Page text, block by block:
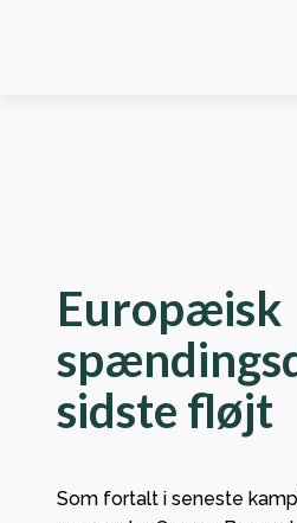
Europæisk
sidste fløjt
Som fortalt i seneste